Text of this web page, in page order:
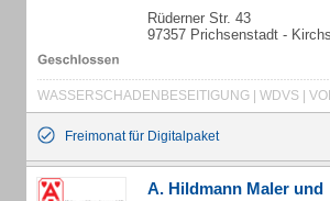
Rüderner Str. 43
97357 Prichsenstadt -
Freimonat für Digitalpaket
A. Hildmann Maler und